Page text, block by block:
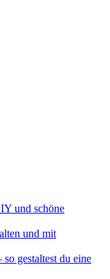
und schöne
und mit
gestaltest du eine